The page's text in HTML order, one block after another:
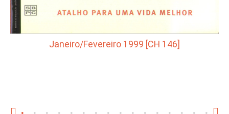
Janeiro/Fevereiro 1999 [CH 146]